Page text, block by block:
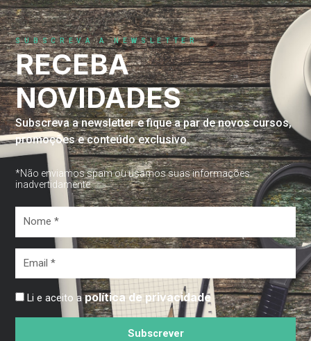
SUBSCREVA A NEWSLETTER
RECEBA
NOVIDADES
Subscreva a newsletter e fique a par de novos cursos,
promoções e conteúdo exclusivo.
*Não enviamos spam ou usamos suas informações
inadvertidamente
Li e aceito apolítica de privacidade
Subscrever